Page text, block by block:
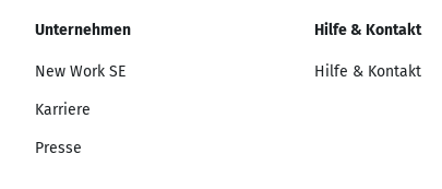
Unternehmen
New Work SE
Karriere
Presse
Hilfe & Kontakt
Hilfe & Kontakt